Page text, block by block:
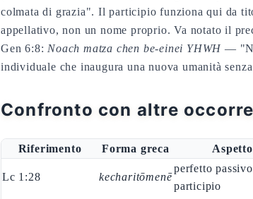
colmata di grazia". Il participio funziona qui da
appellativo, non un nome proprio. Va notato il
Gen 6:8: Noach matza chen be-einei YHWH —
individuale che inaugura una nuova umanità
Confronto con altre
Riferimento Forma greca Aspetto
Lc 1:28 kecharitōmenē
perfetto passivo
participio